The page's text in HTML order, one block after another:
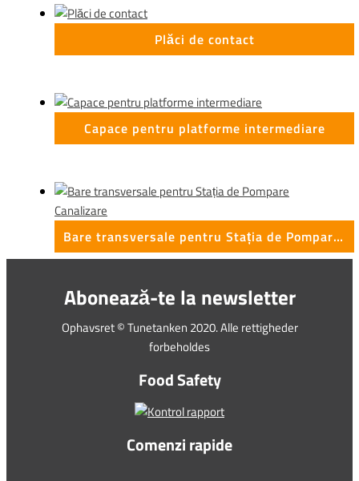
Plăci de contact
Capace pentru platforme intermediare
Bare transversale pentru Stația de Pompare Canalizare
Abonează-te la newsletter
Ophavsret © Tunetanken 2020. Alle rettigheder
forbeholdes
Food Safety
Comenzi rapide